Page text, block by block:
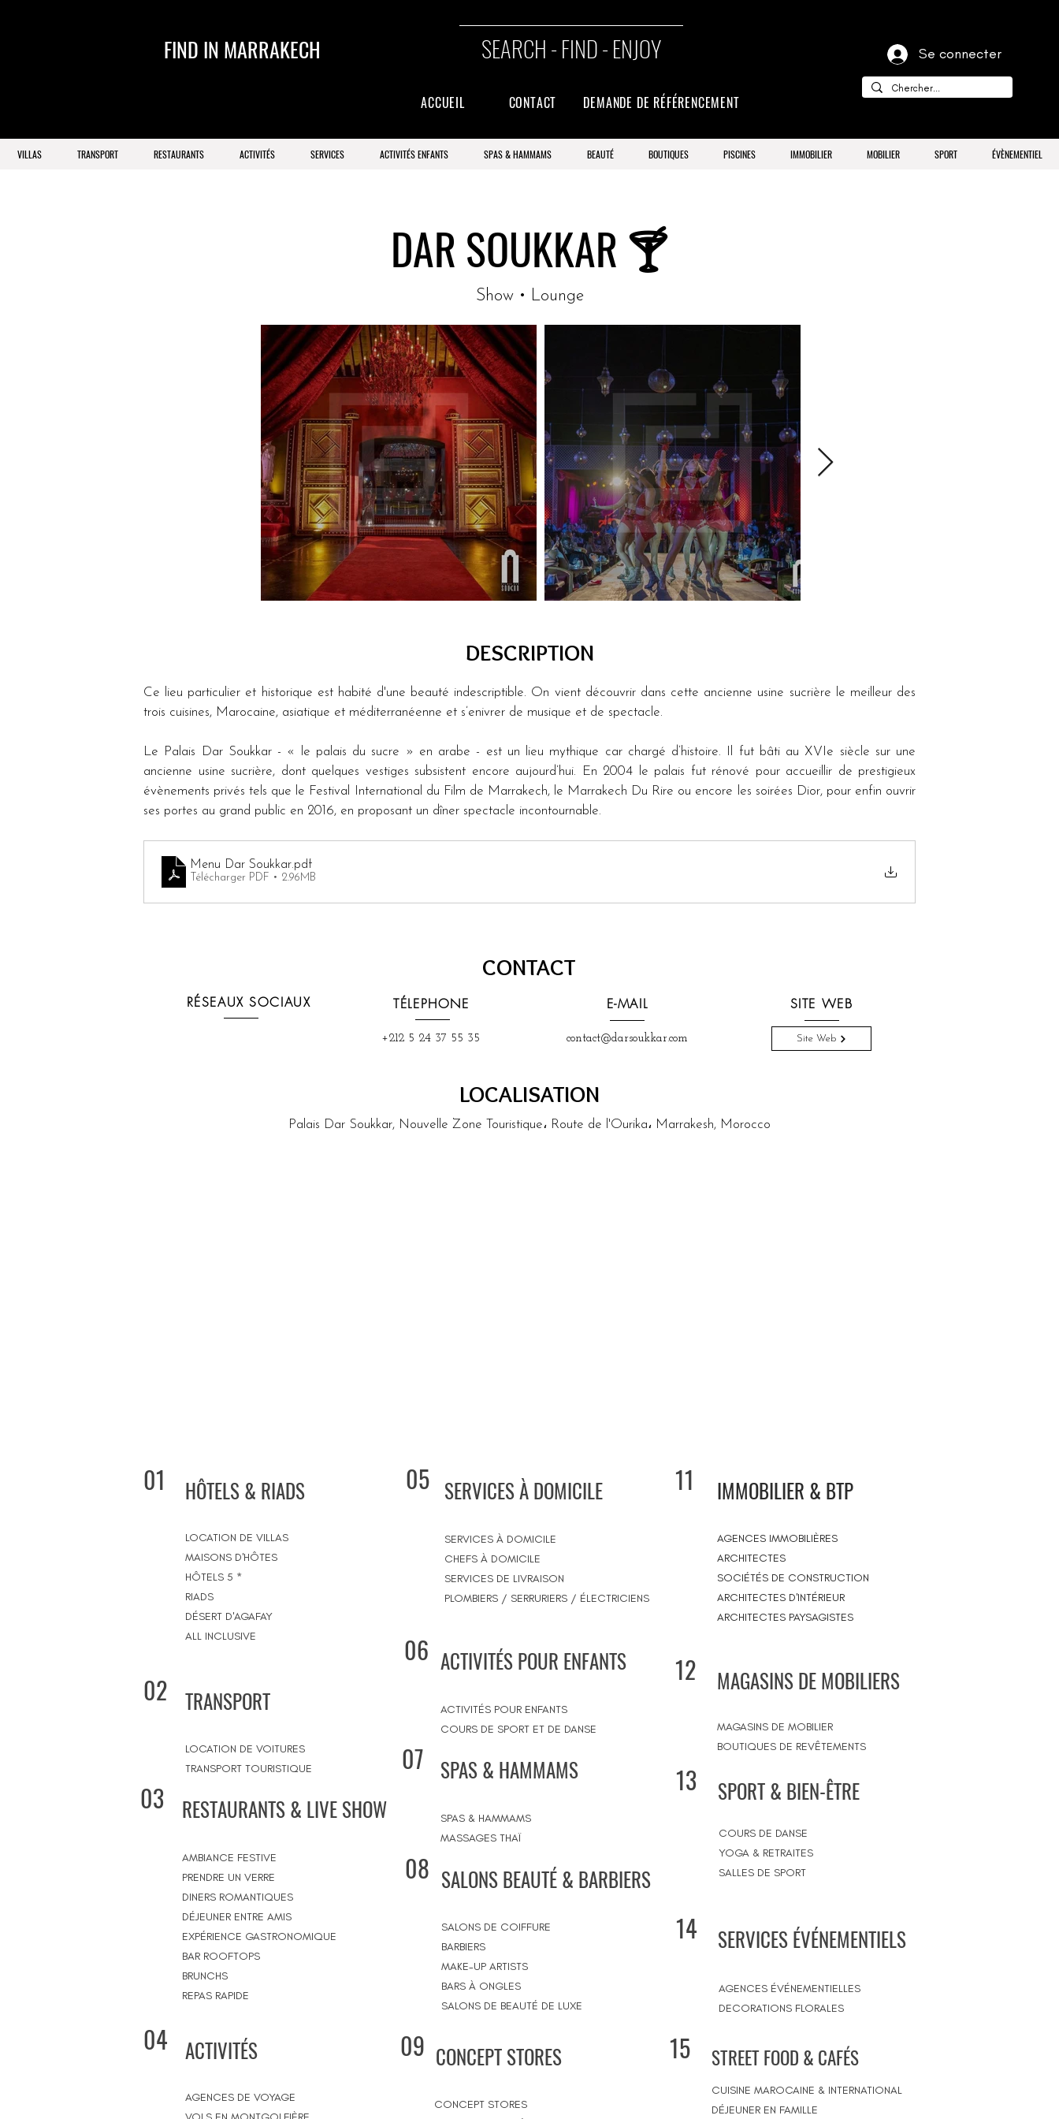
FIND IN MARRAKECH SEARCH - FIND - ENJOY
ACCUEIL CONTACT DEMANDE DE RÉFÉRENCEMENT
Se connecter
VILLAS TRANSPORT RESTAURANTS ACTIVITÉS SERVICES ACTIVITÉS ENFANTS SPAS & HAMMAMS BEAUTÉ BOUTIQUES PISCINES IMMOBILIER MOBILIER SPORT ÉVÈNEMENTIEL
DAR SOUKKAR 🍸
Show • Lounge
DESCRIPTION
Ce lieu particulier et historique est habité d'une beauté indescriptible. On vient découvrir dans cette ancienne usine sucrière le meilleur des
trois cuisines, Marocaine, asiatique et méditerranéenne et s’enivrer de musique et de spectacle.
Le Palais Dar Soukkar - « le palais du sucre » en arabe - est un lieu mythique car chargé d’histoire. Il fut bâti au XVIe siècle sur une
ancienne usine sucrière, dont quelques vestiges subsistent encore aujourd’hui. En 2004 le palais fut rénové pour accueillir de prestigieux
évènements privés tels que le Festival International du Film de Marrakech, le Marrakech Du Rire ou encore les soirées Dior, pour enfin ouvrir
ses portes au grand public en 2016, en proposant un dîner spectacle incontournable.
Menu Dar Soukkar.pdf
Télécharger PDF • 2.96MB
CONTACT
RÉSEAUX SOCIAUX TÉLEPHONE
+212 5 24 37 55 35
E-MAIL
contact@darsoukkar.com
SITE WEB
Site Web
LOCALISATION
Palais Dar Soukkar, Nouvelle Zone Touristique، Route de l'Ourika، Marrakesh, Morocco
01 HÔTELS & RIADS
LOCATION DE VILLAS
MAISONS D'HÔTES
HÔTELS 5 *
RIADS
DÉSERT D'AGAFAY
ALL INCLUSIVE
02 TRANSPORT
LOCATION DE VOITURES
TRANSPORT TOURISTIQUE
03 RESTAURANTS & LIVE SHOW
AMBIANCE FESTIVE
PRENDRE UN VERRE
DINERS ROMANTIQUES
DÉJEUNER ENTRE AMIS
EXPÉRIENCE GASTRONOMIQUE
BAR ROOFTOPS
BRUNCHS
REPAS RAPIDE
04 ACTIVITÉS
AGENCES DE VOYAGE
05 SERVICES À DOMICILE
SERVICES À DOMICILE
CHEFS À DOMICILE
SERVICES DE LIVRAISON
PLOMBIERS / SERRURIERS / ÉLECTRICIENS
11 IMMOBILIER & BTP
AGENCES IMMOBILIÈRES
ARCHITECTES
SOCIÉTÉS DE CONSTRUCTION
ARCHITECTES D'INTÉRIEUR
ARCHITECTES PAYSAGISTES
06 ACTIVITÉS POUR ENFANTS
ACTIVITÉS POUR ENFANTS
COURS DE SPORT ET DE DANSE
12 MAGASINS DE MOBILIERS
MAGASINS DE MOBILIER
BOUTIQUES DE REVÊTEMENTS
07 SPAS & HAMMAMS
SPAS & HAMMAMS
MASSAGES THAÏ
08 SALONS BEAUTÉ & BARBIERS
SALONS DE COIFFURE
BARBIERS
MAKE-UP ARTISTS
BARS À ONGLES
SALONS DE BEAUTÉ DE LUXE
13 SPORT & BIEN-ÊTRE
COURS DE DANSE
YOGA & RETRAITES
SALLES DE SPORT
14 SERVICES ÉVÉNEMENTIELS
AGENCES ÉVÉNEMENTIELLES
DECORATIONS FLORALES
09 CONCEPT STORES
CONCEPT STORES
15 STREET FOOD & CAFÉS
CUISINE MAROCAINE & INTERNATIONAL
DÉJEUNER EN FAMILLE